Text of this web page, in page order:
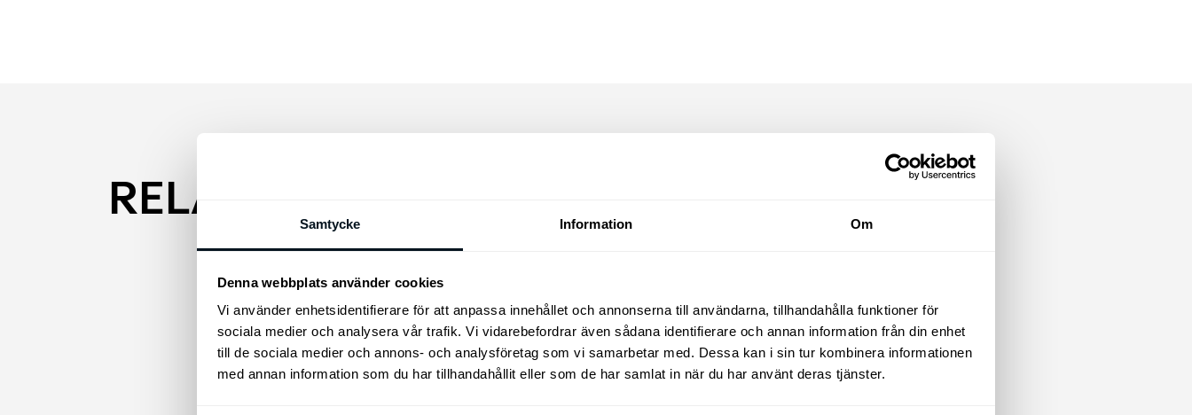
Samtycke Information Om
Denna webbplats använder cookies
Vi använder enhetsidentifierare för att anpassa innehållet och annonserna till användarna, tillhandahålla funktioner för
sociala medier och analysera vår trafik. Vi vidarebefordrar även sådana identifierare och annan information från din enhet
till de sociala medier och annons- och analysföretag som vi samarbetar med. Dessa kan i sin tur kombinera informationen
med annan information som du har tillhandahållit eller som de har samlat in när du har använt deras tjänster.
RELATERADE PRODUKTER
Den
här
produkten